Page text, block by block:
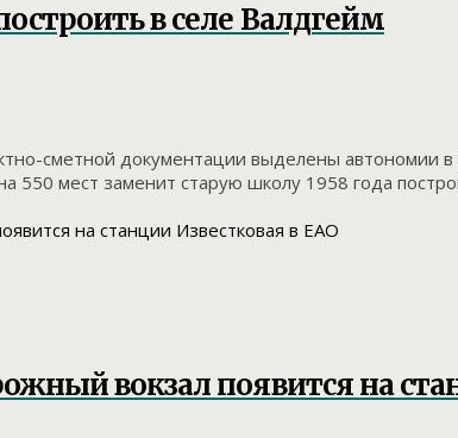
в селе Валдгейм
сметной документации выделены автономии
мест заменит старую школу 1958 года
вокзал появится на